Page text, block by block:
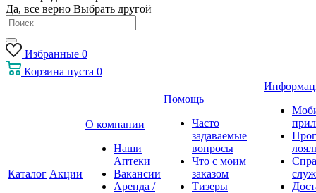
Да, все верно Выбрать другой
Избранные 0
Корзина пуста 0
Каталог Акции
О компании
Наши
Аптеки
Вакансии
Аренда /
Помощь
Часто
задаваемые
вопросы
Что с моим
заказом
Тизеры